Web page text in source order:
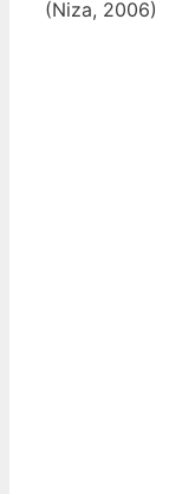
(Niza, 2006)